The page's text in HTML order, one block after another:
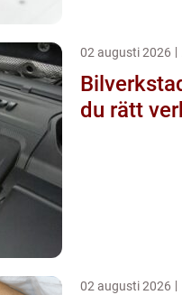
02 augusti 2026
Bilverkstad i
du rätt
02 augusti 2026